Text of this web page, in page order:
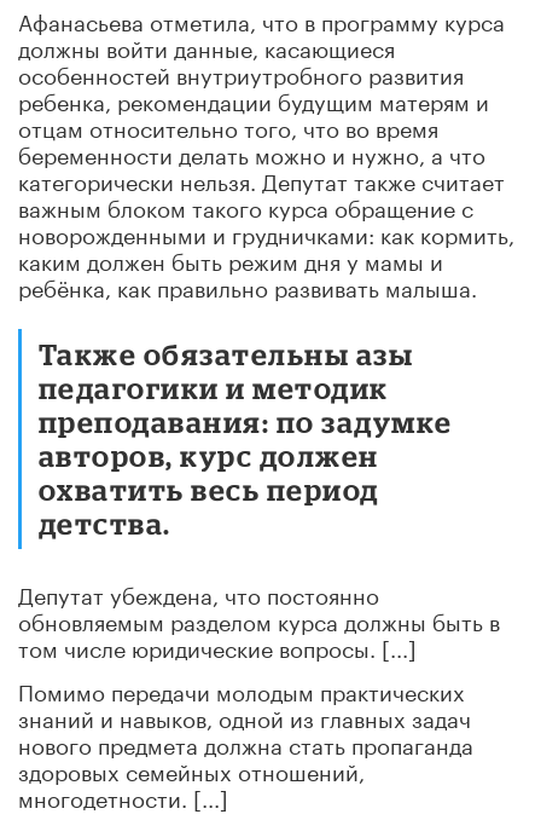
Афанасьева отметила, что в программу курса
должны войти данные, касающиеся
особенностей внутриутробного развития
ребенка, рекомендации будущим матерям и
отцам относительно того, что во время
беременности делать можно и нужно, а что
категорически нельзя. Депутат также считает
важным блоком такого курса обращение с
новорожденными и грудничками: как кормить,
каким должен быть режим дня у мамы и
ребёнка, как правильно развивать малыша.
Также обязательны азы
педагогики и методик
преподавания: по задумке
авторов, курс должен
охватить весь период
детства.
Депутат убеждена, что постоянно
обновляемым разделом курса должны быть в
том числе юридические вопросы. [...]
Помимо передачи молодым практических
знаний и навыков, одной из главных задач
нового предмета должна стать пропаганда
здоровых семейных отношений,
многодетности. [...]